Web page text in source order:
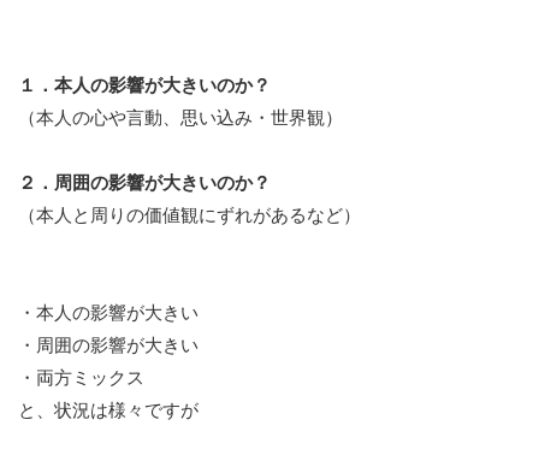
１．本人の影響が大きいのか？
（本人の心や言動、思い込み・世界観）
２．周囲の影響が大きいのか？
（本人と周りの価値観にずれがあるなど）
・本人の影響が大きい
・周囲の影響が大きい
・両方ミックス
と、状況は様々ですが